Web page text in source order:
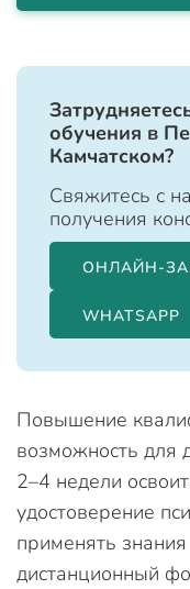
обучения в
Камчатском?
Свяжитесь с
получения
ОНЛАЙН-
WHATSAPP
Повышение
возможность для
2–4 недели
удостоверение
применять
дистанционный